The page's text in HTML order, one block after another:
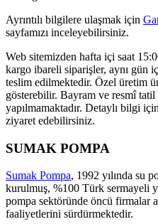
Ayrıntılı bilgilere ulaşmak için
sayfamızı inceleyebilirsiniz.
Web sitemizden hafta içi saat
kargo ibareli siparişler, aynı gün
teslim edilmektedir. Özel üretim
gösterebilir. Bayram ve resmî tatil
yapılmamaktadır. Detaylı bilgi için
ziyaret edebilirsiniz.
SUMAK POMPA
Sumak Pompa, 1992 yılında su
kurulmuş, %100 Türk sermayeli
pompa sektöründe öncü firmalar
faaliyetlerini sürdürmektedir.